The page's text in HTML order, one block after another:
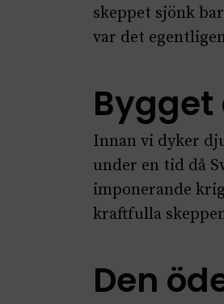
skeppet sjönk
var det
Innan vi dyker
under en tid då
imponerande
kraftfulla
Den